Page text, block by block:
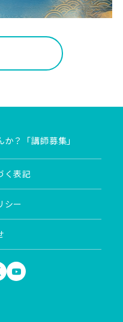
？「講師募集」
く表記
シー